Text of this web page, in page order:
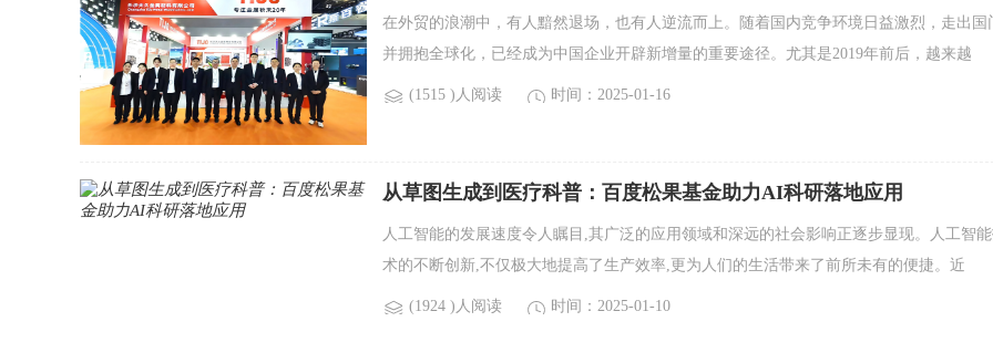
在外贸的浪潮中，有人黯然退场，也有人逆流而上。随着国内竞争环境日益激烈，走出国
并拥抱全球化，已经成为中国企业开辟新增量的重要途径。尤其是2019年前后，越来越
(1515 )人阅读 时间：2025-01-16
从草图生成到医疗科普：百度松果基金助力AI科研落地应用
人工智能的发展速度令人瞩目,其广泛的应用领域和深远的社会影响正逐步显现。人工智
术的不断创新,不仅极大地提高了生产效率,更为人们的生活带来了前所未有的便捷。近
(1924 )人阅读 时间：2025-01-10